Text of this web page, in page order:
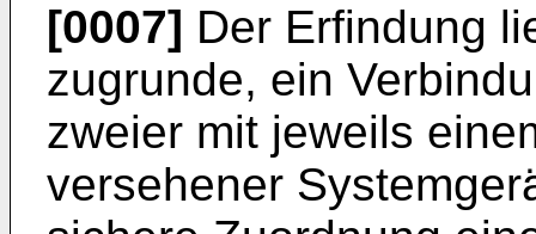
[0007] Der Erfindung
zugrunde, ein
zweier mit jeweils
versehener